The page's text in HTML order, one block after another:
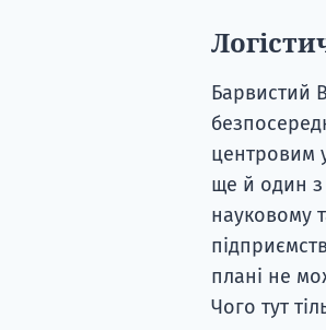
Барвистий
центровим
ще й один з
науковому
плані не
Чого тут